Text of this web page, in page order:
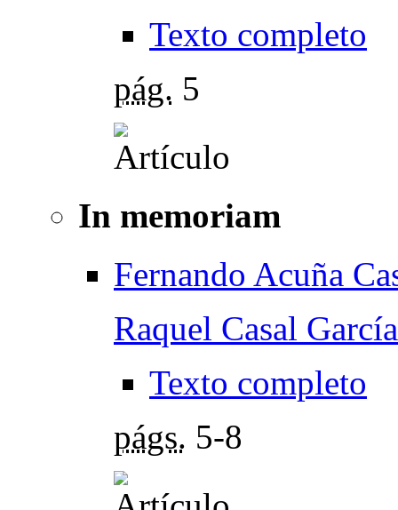
Texto completo
pág. 5
In memoriam
Fernando Acuña
Raquel Casal García
Texto completo
págs. 5-8